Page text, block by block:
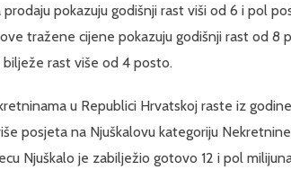
pokazuju godišnji rast viši od 6 i pol
tražene cijene pokazuju godišnji rast od 8
rast više od 4 posto.
u Republici Hrvatskoj raste iz
posjeta na Njuškalovu kategoriju
Njuškalo je zabilježio gotovo 12 i pol